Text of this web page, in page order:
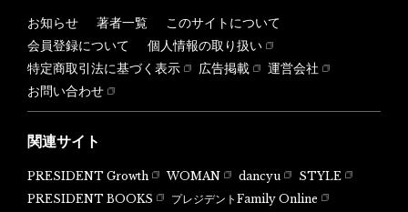
お知らせ 著者一覧
このサイトについて
会員登録について
個人情報の取り扱い
特定商取引法に基づく表示
広告掲載
運営会社
お問い合わせ
関連サイト
PRESIDENT Growth WOMAN dancyu
STYLE
PRESIDENT BOOKS
プレジデントFamily Online